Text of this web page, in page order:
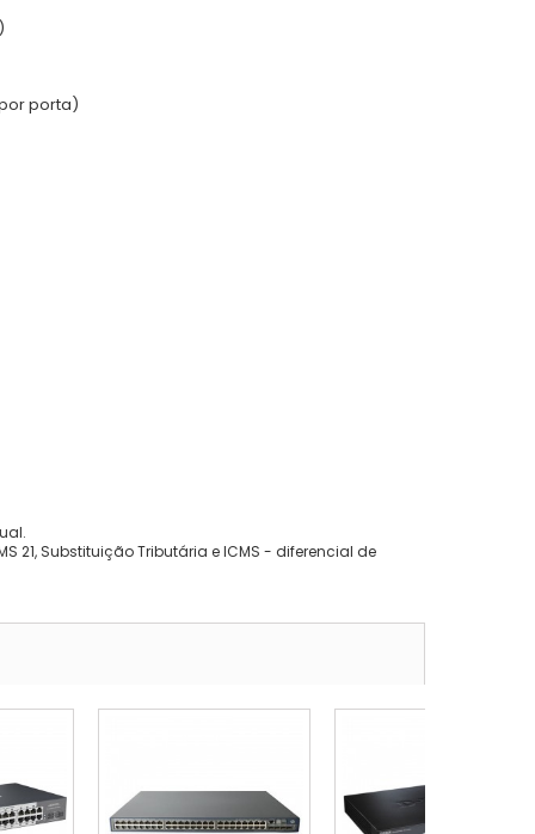
porta)
21, Substituição Tributária e ICMS - diferencial de